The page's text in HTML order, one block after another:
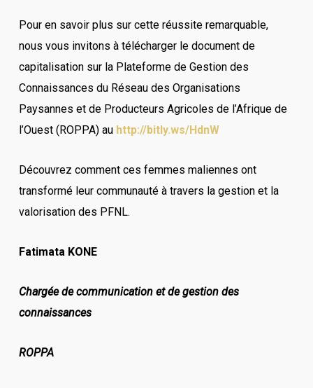
Pour en savoir plus sur cette réussite remarquable,
nous vous invitons à télécharger le document de
capitalisation sur la Plateforme de Gestion des
Connaissances du Réseau des Organisations
Paysannes et de Producteurs Agricoles de l’Afrique de
l’Ouest (ROPPA) au http://bitly.ws/HdnW
Découvrez comment ces femmes maliennes ont
transformé leur communauté à travers la gestion et la
valorisation des PFNL.
Fatimata KONE
Chargée de communication et de gestion des
connaissances
ROPPA